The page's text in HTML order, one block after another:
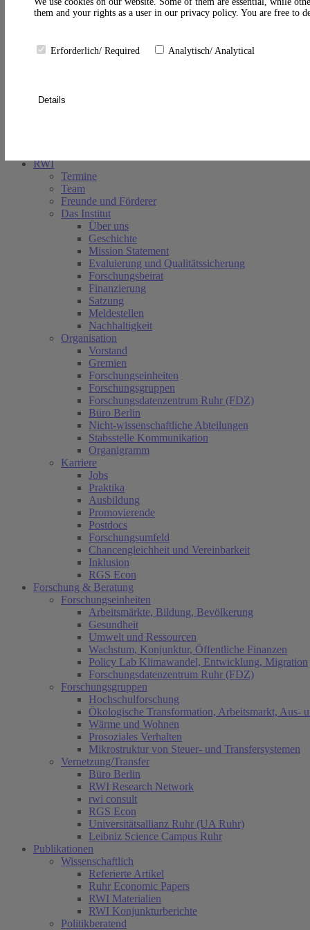
Suche schließen
RWI
Termine
Team
Freunde und Förderer
Das Institut
Über uns
Geschichte
Mission Statement
Evaluierung und Qualitätssicherung
Forschungsbeirat
Finanzierung
Satzung
Meldestellen
Nachhaltigkeit
Organisation
Vorstand
Gremien
Forschungseinheiten
Forschungsgruppen
Forschungsdatenzentrum Ruhr (FDZ)
Büro Berlin
Nicht-wissenschaftliche Abteilungen
Stabsstelle Kommunikation
Organigramm
Karriere
Jobs
Praktika
Ausbildung
Promovierende
Postdocs
Forschungsumfeld
Chancengleichheit und Vereinbarkeit
Inklusion
RGS Econ
Forschung & Beratung
Forschungseinheiten
Arbeitsmärkte, Bildung, Bevölkerung
Gesundheit
Umwelt und Ressourcen
Wachstum, Konjunktur, Öffentliche Finanzen
Policy Lab Klimawandel, Entwicklung, Migration
Forschungsdatenzentrum Ruhr (FDZ)
Forschungsgruppen
Hochschulforschung
Ökologische Transformation, Arbeitsmarkt, Aus-
Wärme und Wohnen
Prosoziales Verhalten
Mikrostruktur von Steuer- und Transfersystemen
Vernetzung/Transfer
Büro Berlin
RWI Research Network
rwi consult
RGS Econ
Universitätsallianz Ruhr (UA Ruhr)
Leibniz Science Campus Ruhr
Publikationen
Wissenschaftlich
Referierte Artikel
Ruhr Economic Papers
RWI Materialien
RWI Konjunkturberichte
Politikberatend
them and your rights as a user in our privacy policy. You are free to
Erforderlich/ Required Analytisch/ Analytical
Details